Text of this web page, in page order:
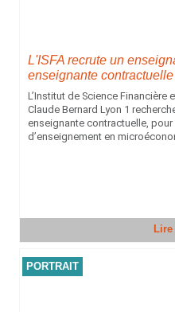
L'ISFA recrute un
enseignante contractuelle
L’Institut de Science Financière
Claude Bernard Lyon 1
enseignante contractuelle,
d’enseignement en
PORTRAIT